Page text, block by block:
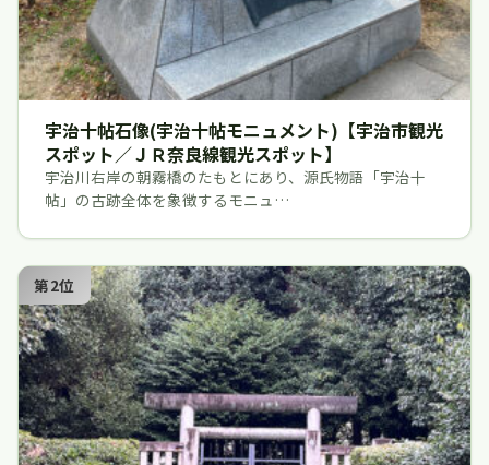
宇治十帖石像(宇治十帖モニュメント)【宇治市観光
スポット／ＪＲ奈良線観光スポット】
宇治川右岸の朝霧橋のたもとにあり、源氏物語「宇治十
帖」の古跡全体を象徴するモニュ…
第2位